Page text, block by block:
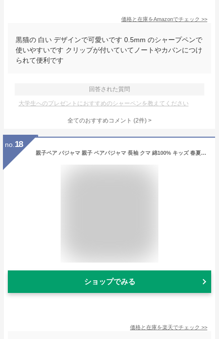
価格と在庫をAmazonでチェック >>
黒猫の 白い デザインで可愛いです 0.5mm のシャープペンで
使いやすいです クリップが付いていてノートやカバンにつけ
られて便利です
回答された質問
大学生へのプレゼントにおすすめのシャーペンを教えてください
全てのおすすめコメント (2件) >
no. 18
親子ペア パジャマ 親子 ペアパジャマ 長袖 クマ 綿100% キッズ 春夏 秋 ルームウェア ママ 家族お揃い ペアパジャマ ゆったり おそろい親子服 子供用 大きいサイズ お揃い セットアップ ルームウェア ユニセックス ペア パジャマ 可愛い 寝巻 着心地良い
ショップでみる
価格と在庫を楽天でチェック >>